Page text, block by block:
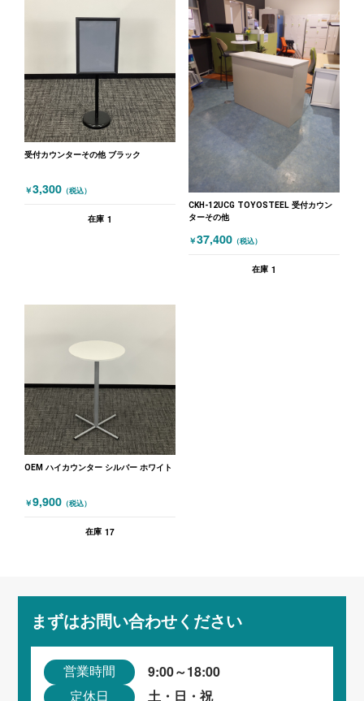
受付カウンターその他 ブラック
￥3,300 （税込）
在庫 1
CKH-12UCG TOYOSTEEL 受付カウン
ターその他
￥37,400 （税込）
在庫 1
OEM ハイカウンター シルバー ホワイト
￥9,900 （税込）
在庫 17
まずはお問い合わせください
営業時間 9:00～18:00
定休日 土・日・祝